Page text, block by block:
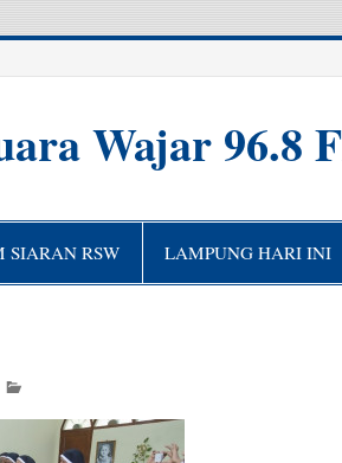
Wajar 96.8
SIARAN RSW LAMPUNG HARI INI